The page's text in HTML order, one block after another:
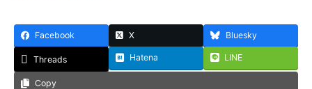
Facebook X Bluesky
Threads Hatena LINE
Copy